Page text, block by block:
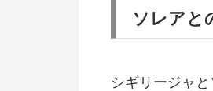
ソレアと
シギリージャ